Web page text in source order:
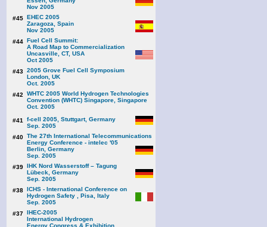
Nov 2005
#45 EHEC 2005
Zaragoza, Spain
Nov 2005
#44 Fuel Cell Summit:
A Road Map to Commercialization
Uncasville, CT, USA
Oct 2005
#43 2005 Grove Fuel Cell Symposium
London, UK
Oct. 2005
#42
WHTC 2005 World Hydrogen Technologies
Convention (WHTC) Singapore, Singapore
Oct. 2005
#41
f-cell 2005, Stuttgart, Germany
Sep. 2005
#40 The 27th International Telecommunications
Energy Conference - intelec '05
Berlin, Germany
Sep. 2005
#39 IHK Nord Wasserstoff – Tagung
Lübeck, Germany
Sep. 2005
#38 ICHS - International Conference on
Hydrogen Safety , Pisa, Italy
Sep. 2005
#37 IHEC-2005
International Hydrogen
Energy Congress & Exhibition